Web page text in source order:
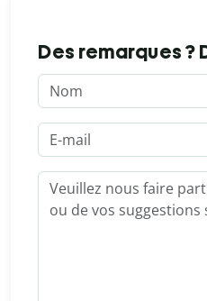
Des remarques ?